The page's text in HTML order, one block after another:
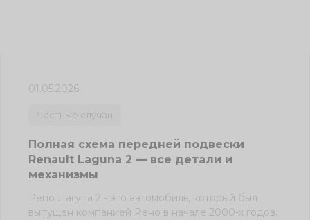
01.05.2026
Частные случаи
Полная схема передней подвески
Renault Laguna 2 — все детали и
механизмы
Рено Лагуна 2 - это автомобиль, который был
выпущен компанией Рено в начале 2000-х годов.